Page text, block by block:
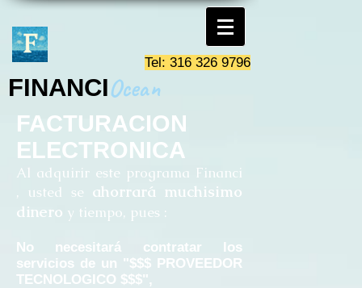
Tel: 316 326 9796
FINANCIOcean
FACTURACION
ELECTRONICA
Al adquirir este programa Financi
, usted se ahorrará muchisimo
dinero y tiempo, pues :
No necesitará contratar los
servicios de un "$$$ PROVEEDOR
TECNOLOGICO $$$",